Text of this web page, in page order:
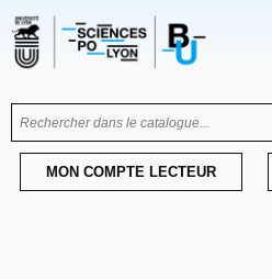
MON COMPTE LECTEUR